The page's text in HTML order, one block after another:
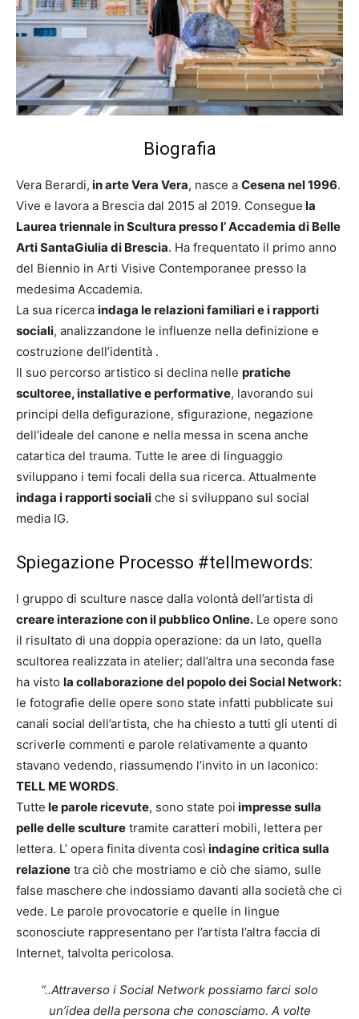
Biografia
Vera Berardi, in arte Vera Vera, nasce a Cesena nel 1996.
Vive e lavora a Brescia dal 2015 al 2019. Consegue la
Laurea triennale in Scultura presso l’ Accademia di Belle
Arti SantaGiulia di Brescia. Ha frequentato il primo anno
del Biennio in Arti Visive Contemporanee presso la
medesima Accademia.
La sua ricerca indaga le relazioni familiari e i rapporti
sociali, analizzandone le influenze nella definizione e
costruzione dell’identità .
Il suo percorso artistico si declina nelle pratiche
scultoree, installative e performative, lavorando sui
principi della defigurazione, sfigurazione, negazione
dell’ideale del canone e nella messa in scena anche
catartica del trauma. Tutte le aree di linguaggio
sviluppano i temi focali della sua ricerca. Attualmente
indaga i rapporti sociali che si sviluppano sul social
media IG.
Spiegazione Processo #tellmewords:
l gruppo di sculture nasce dalla volontà dell’artista di
creare interazione con il pubblico Online. Le opere sono
il risultato di una doppia operazione: da un lato, quella
scultorea realizzata in atelier; dall’altra una seconda fase
ha visto la collaborazione del popolo dei Social Network:
le fotografie delle opere sono state infatti pubblicate sui
canali social dell’artista, che ha chiesto a tutti gli utenti di
scriverle commenti e parole relativamente a quanto
stavano vedendo, riassumendo l’invito in un laconico:
TELL ME WORDS.
Tutte le parole ricevute, sono state poi impresse sulla
pelle delle sculture tramite caratteri mobili, lettera per
lettera. L’ opera finita diventa così indagine critica sulla
relazione tra ciò che mostriamo e ciò che siamo, sulle
false maschere che indossiamo davanti alla società che ci
vede. Le parole provocatorie e quelle in lingue
sconosciute rappresentano per l’artista l’altra faccia di
Internet, talvolta pericolosa.
“..Attraverso i Social Network possiamo farci solo
un’idea della persona che conosciamo. A volte